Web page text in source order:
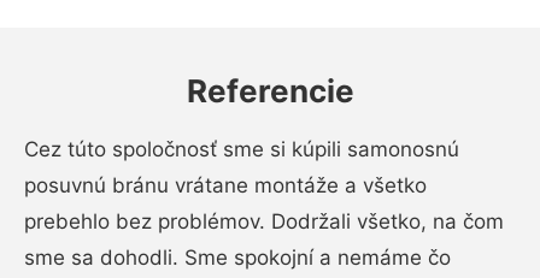
Referencie
Cez túto spoločnosť sme si kúpili samonosnú
posuvnú bránu vrátane montáže a všetko
prebehlo bez problémov. Dodržali všetko, na čom
sme sa dohodli. Sme spokojní a nemáme čo